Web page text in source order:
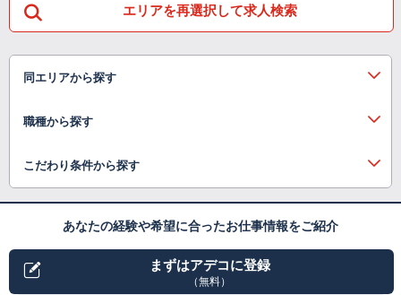
エリアを再選択して求人検索
同エリアから探す
職種から探す
こだわり条件から探す
あなたの経験や希望に合ったお仕事情報をご紹介
まずはアデコに登録
（無料）